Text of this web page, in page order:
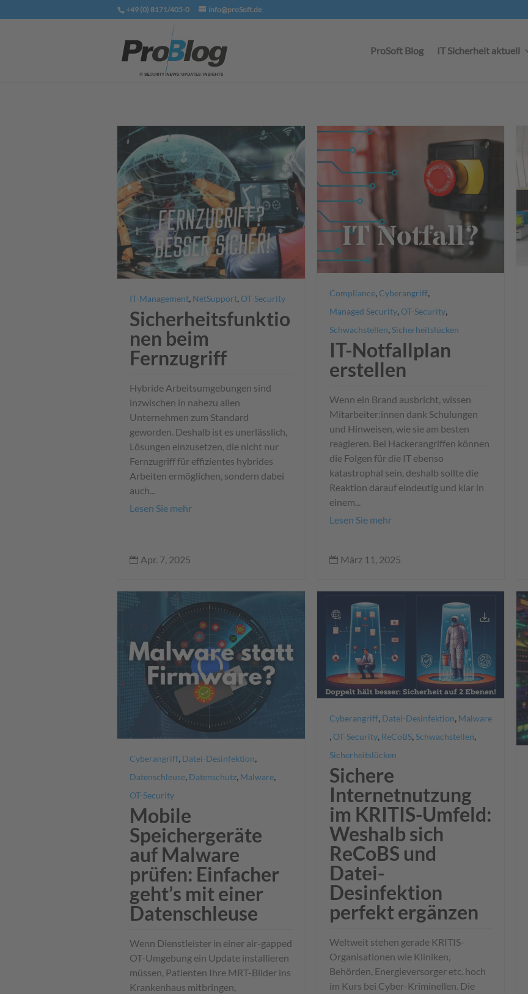
+49 (0) 8171/405-0 info@proSoft.de
ProSoft Blog IT Sicherheit aktuell
IT-Management, NetSupport, OT-Security
Sicherheitsfunktio
nen beim
Fernzugriff
Hybride Arbeitsumgebungen sind
inzwischen in nahezu allen
Unternehmen zum Standard
geworden. Deshalb ist es unerlässlich,
Lösungen einzusetzen, die nicht nur
Fernzugriff für effizientes hybrides
Arbeiten ermöglichen, sondern dabei
auch...
Lesen Sie mehr
 Apr. 7, 2025
Compliance, Cyberangriff,
Managed Security, OT-Security,
Schwachstellen Sicherheitslücken
IT-Notfallplan
erstellen
Wenn ein Brand ausbricht, wissen
Mitarbeiter:innen dank Schulungen
und Hinweisen, wie sie am besten
reagieren. Bei Hackerangriffen können
die Folgen für die IT ebenso
katastrophal sein, deshalb sollte die
Reaktion darauf eindeutig und klar in
einem...
Lesen Sie mehr
 März 11, 2025
Cyberangriff, Datei-Desinfektion,
Datenschleuse, Datenschutz, Malware,
OT-Security
Mobile
Speichergeräte
auf Malware
prüfen: Einfacher
geht’s mit einer
Datenschleuse
Wenn Dienstleister in einer air-gapped
OT-Umgebung ein Update installieren
müssen, Patienten Ihre MRT-Bilder ins
Krankenhaus mitbringen,
Cyberangriff, Datei-Desinfektion, Malware
, OT-Security, ReCoBS, Schwachstellen,
Sicherheitslücken
Sichere
Internetnutzung
im KRITIS-Umfeld:
Weshalb sich
ReCoBS und
Datei-
Desinfektion
perfekt ergänzen
Weltweit stehen gerade KRITIS-
Organisationen wie Kliniken,
Behörden, Energieversorger etc. hoch
im Kurs bei Cyber-Kriminellen. Die